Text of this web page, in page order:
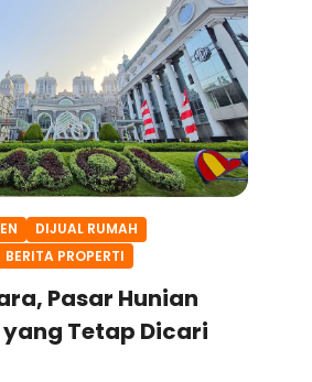
DIJUAL RUMAH
BERITA PROPERTI
Pasar Hunian
Tetap Dicari